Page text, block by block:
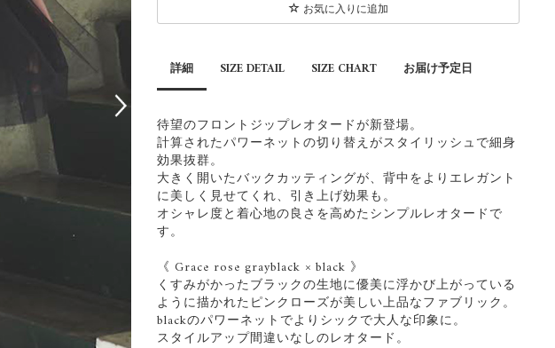
お気に入りに追加
詳細 SIZE DETAIL SIZE CHART お届け予定日
待望のフロントジップレオタードが新登場。
計算されたパワーネットの切り替えがスタイリッシュで細身
効果抜群。
大きく開いたバックカッティングが、背中をよりエレガント
に美しく見せてくれ、引き上げ効果も。
オシャレ度と着心地の良さを高めたシンプルレオタードで
す。
《 Grace rose grayblack × black 》
くすみがかったブラックの生地に優美に浮かび上がっている
ように描かれたピンクローズが美しい上品なファブリック。
blackのパワーネットでよりシックで大人な印象に。
スタイルアップ間違いなしのレオタード。